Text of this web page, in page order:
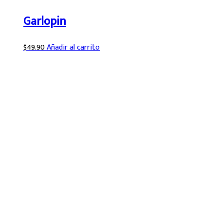
Garlopin
$49.90Añadir al carrito